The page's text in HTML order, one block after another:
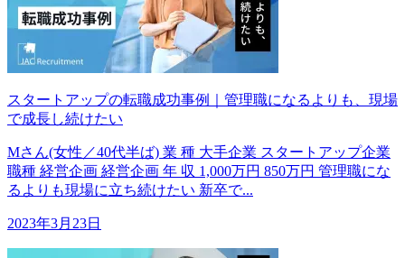
スタートアップの転職成功事例｜管理職になるよりも、現場
で成長し続けたい
Mさん(女性／40代半ば) 業 種 大手企業 スタートアップ企業
職種 経営企画 経営企画 年 収 1,000万円 850万円 管理職にな
るよりも現場に立ち続けたい 新卒で...
2023年3月23日